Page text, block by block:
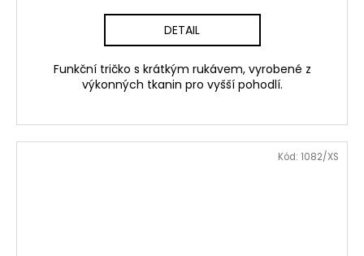
DETAIL
Funkční tričko s krátkým rukávem, vyrobené z
výkonných tkanin pro vyšší pohodlí.
Kód: 1082/XS